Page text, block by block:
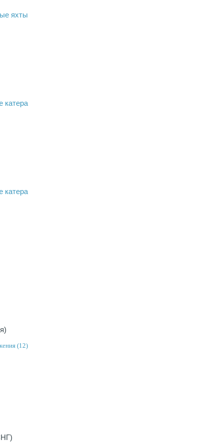
яхты
катера
катера
(12)